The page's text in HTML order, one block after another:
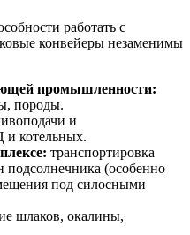
работать с
конвейеры незаменимы
промышленности:
породы.
и
и котельных.
транспортировка
(особенно
под силосными
шлаков, окалины,